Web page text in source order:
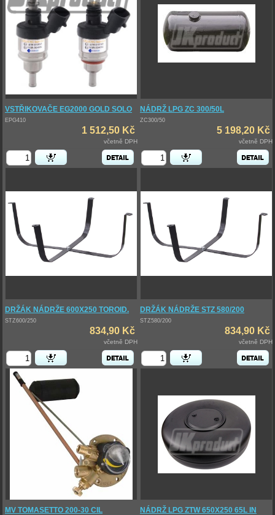
VSTŘIKOVAČE EG2000 GOLD SOLO
EPG410
1 512,50 Kč
včetně DPH
NÁDRŽ LPG ZC 300/50L
ZC300/50
5 198,20 Kč
včetně DPH
DRŽÁK NÁDRŽE 600X250 TOROID.
STZ600/250
834,90 Kč
včetně DPH
DRŽÁK NÁDRŽE STZ 580/200
STZ580/200
834,90 Kč
včetně DPH
MV TOMASETTO 200-30 CIL NÁDRŽ LPG ZTW 650X250 65L IN